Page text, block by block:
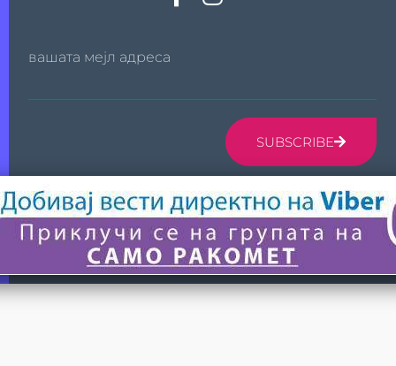
вашата мејл адреса
SUBSCRIBE
© 2024 САМО РАКОМЕТ